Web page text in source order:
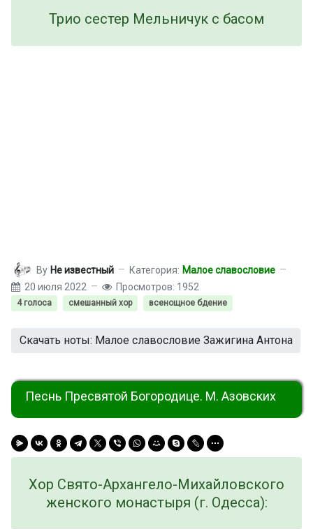
Трио сестер Мельничук с басом
By Не известный Категория: Малое славословие
20 июля 2022
Просмотров: 1952
4 голоса смешанный хор всенощное бдение
Скачать ноты: Малое славословие Зажигина Антона
Песнь Пресвятой Богородице. М. Азовских
Хор Свято-Архангело-Михайловского
женского монастыря (г. Одесса):